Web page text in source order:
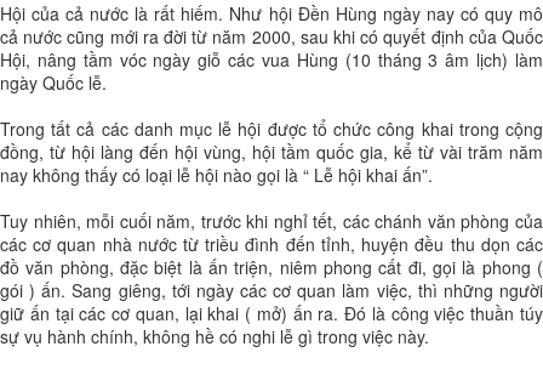
Hội của cả nước là rất hiếm. Như hội Đền Hùng ngày nay có quy mô
cả nước cũng mới ra đời từ năm 2000, sau khi có quyết định của Quốc
Hội, nâng tầm vóc ngày giỗ các vua Hùng (10 tháng 3 âm lịch) làm
ngày Quốc lễ.
Trong tất cả các danh mục lễ hội được tổ chức công khai trong cộng
đồng, từ hội làng đến hội vùng, hội tầm quốc gia, kể từ vài trăm năm
nay không thấy có loại lễ hội nào gọi là “ Lễ hội khai ấn”.
Tuy nhiên, mỗi cuối năm, trước khi nghỉ tết, các chánh văn phòng của
các cơ quan nhà nước từ triều đình đến tỉnh, huyện đều thu dọn các
đồ văn phòng, đặc biệt là ấn triện, niêm phong cất đi, gọi là phong (
gói ) ấn. Sang giêng, tới ngày các cơ quan làm việc, thì những người
giữ ấn tại các cơ quan, lại khai ( mở) ấn ra. Đó là công việc thuần túy
sự vụ hành chính, không hề có nghi lễ gì trong việc này.